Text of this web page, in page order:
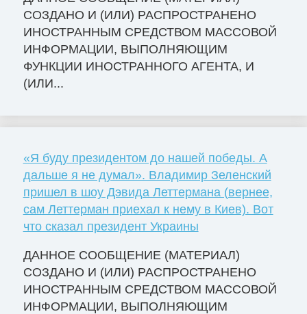
СОЗДАНО И (ИЛИ) РАСПРОСТРАНЕНО
ИНОСТРАННЫМ СРЕДСТВОМ МАССОВОЙ
ИНФОРМАЦИИ, ВЫПОЛНЯЮЩИМ
ФУНКЦИИ ИНОСТРАННОГО АГЕНТА, И
(ИЛИ...
«Я буду президентом до нашей победы. А
дальше я не думал». Владимир Зеленский
пришел в шоу Дэвида Леттермана (вернее,
сам Леттерман приехал к нему в Киев). Вот
что сказал президент Украины
ДАННОЕ СООБЩЕНИЕ (МАТЕРИАЛ)
СОЗДАНО И (ИЛИ) РАСПРОСТРАНЕНО
ИНОСТРАННЫМ СРЕДСТВОМ МАССОВОЙ
ИНФОРМАЦИИ, ВЫПОЛНЯЮЩИМ